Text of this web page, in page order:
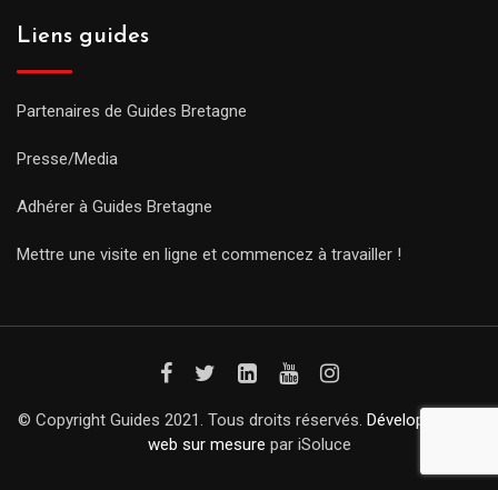
Liens guides
Partenaires de Guides Bretagne
Presse/Media
Adhérer à Guides Bretagne
Mettre une visite en ligne et commencez à travailler !
© Copyright Guides 2021. Tous droits réservés. Développement
web sur mesure par iSoluce